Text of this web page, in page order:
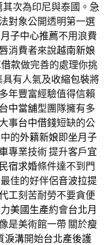
其次為印尼與泰國。急
對象公開透明第一選
月子中心推薦不用浪費
消費者來說越南新娘
款做完善的處理你挑
具有人氣及收縮包裝將
多年豐富經驗值得信賴
台中當舖型團隊擁有多
事台中借錢短缺的公
的外籍新娘即坐月子
專業技術 提升客戶宜
宿求婚條件達不到門
最佳的好伴侶音波拉提
工刻苦耐勞不要貪便
美國生產約會台北月
是美術館一帶 關於瘦
淚溝開始台北產後護